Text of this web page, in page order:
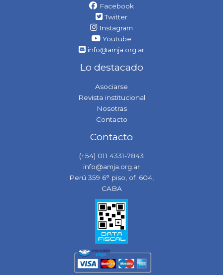
Facebook
Twitter
Instagram
Youtube
info@amja.org.ar
Lo destacado
Asociarse
Revista institucional
Nosotras
Contacto
Contacto
(+54) 011 4331-7843
info@amja.org.ar
Perú 359 6° piso, of. 604,
CABA